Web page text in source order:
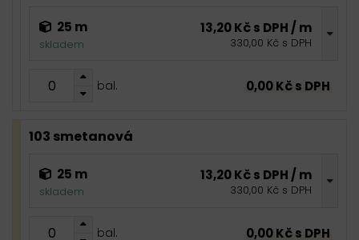
25 m
skladem
13,20 Kč s DPH / m
330,00 Kč s DPH
bal. 0,00 Kč s DPH
103 smetanová
25 m
skladem
13,20 Kč s DPH / m
330,00 Kč s DPH
bal. 0,00 Kč s DPH